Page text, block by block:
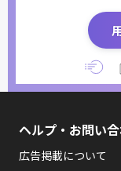
ヘルプ・お問い
広告掲載について